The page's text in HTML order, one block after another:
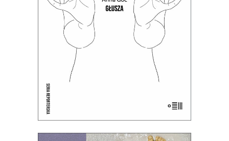
Premiera 21 października
49.00 24.50zł
E-BOOK DO KOSZYKA